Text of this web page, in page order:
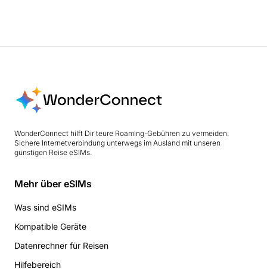
WonderConnect hilft Dir teure Roaming-Gebühren zu vermeiden.
Sichere Internetverbindung unterwegs im Ausland mit unseren
günstigen Reise eSIMs.
Mehr über eSIMs
Was sind eSIMs
Kompatible Geräte
Datenrechner für Reisen
Hilfebereich